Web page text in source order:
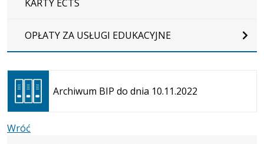
KARTY ECTS
OPŁATY ZA USŁUGI EDUKACYJNE
Archiwum BIP do dnia 10.11.2022
Otwiera
się w
nowej
karcie
Wróć